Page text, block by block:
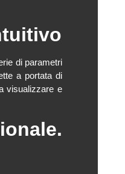
di parametri
a portata di
visualizzare e